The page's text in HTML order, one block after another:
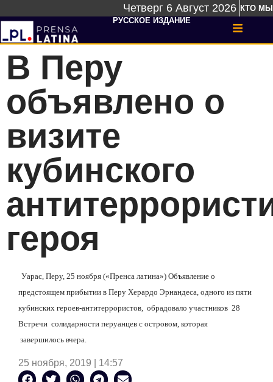
Четверг 6 Август 2026 КТО МЫ
РУССКОЕ ИЗДАНИЕ
В Перу
объявлено о
визите
кубинского
героя
Уарас, Перу, 25 ноября («Пренса латина») Объявление о
предстоящем прибытии в Перу Херардо Эрнандеса, одного из пяти
кубинских героев-антитеррористов, обрадовало участников 28
Встречи солидарности перуанцев с островом, которая
завершилось вчера.
25 ноября, 2019 | 14:57